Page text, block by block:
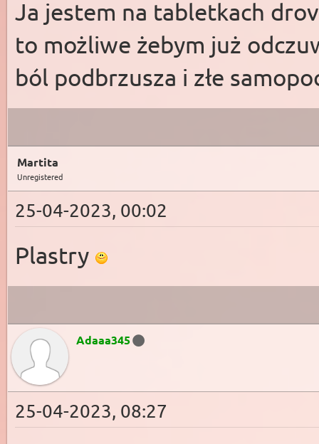
Ja jestem na tabletkach
to możliwe żebym już
ból podbrzusza i złe
Martita
Unregistered
25-04-2023, 00:02
Plastry
Adaaa345
25-04-2023, 08:27